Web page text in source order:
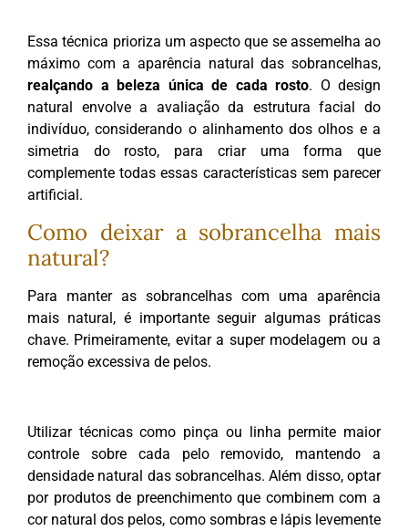
Essa técnica prioriza um aspecto que se assemelha ao
máximo com a aparência natural das sobrancelhas,
realçando a beleza única de cada rosto. O design
natural envolve a avaliação da estrutura facial do
indivíduo, considerando o alinhamento dos olhos e a
simetria do rosto, para criar uma forma que
complemente todas essas características sem parecer
artificial.
Como deixar a sobrancelha mais
natural?
Para manter as sobrancelhas com uma aparência
mais natural, é importante seguir algumas práticas
chave. Primeiramente, evitar a super modelagem ou a
remoção excessiva de pelos.
Utilizar técnicas como pinça ou linha permite maior
controle sobre cada pelo removido, mantendo a
densidade natural das sobrancelhas. Além disso, optar
por produtos de preenchimento que combinem com a
cor natural dos pelos, como sombras e lápis levemente